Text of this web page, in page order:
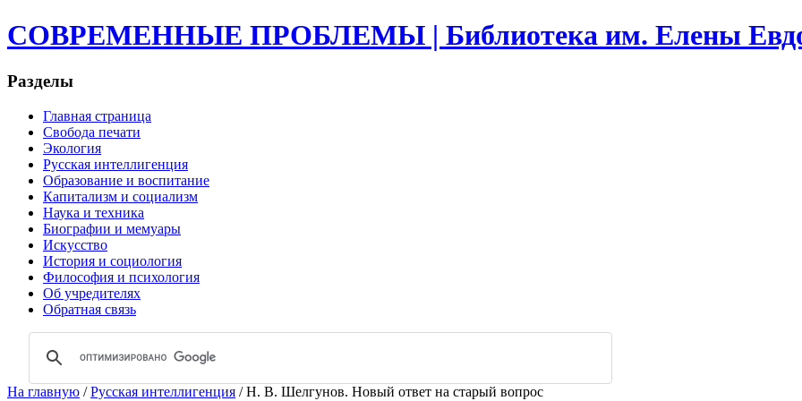
СОВРЕМЕННЫЕ ПРОБЛЕМЫ | Библиотека им. Елены
Разделы
Главная страница
Свобода печати
Экология
Русская интеллигенция
Образование и воспитание
Капитализм и социализм
Наука и техника
Биографии и мемуары
Искусство
История и социология
Философия и психология
Об учредителях
Обратная связь
На главную /Русская интеллигенция / Н. В. Шелгунов. Новый ответ на старый вопрос